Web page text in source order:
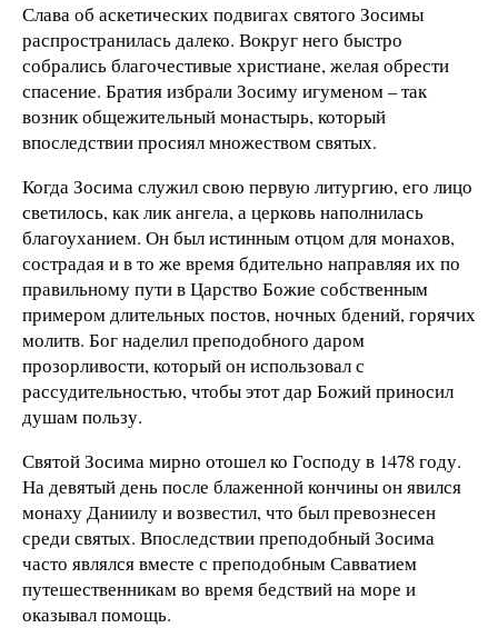
Слава об аскетических подвигах святого Зосимы
распространилась далеко. Вокруг него быстро
собрались благочестивые христиане, желая обрести
спасение. Братия избрали Зосиму игуменом – так
возник общежительный монастырь, который
впоследствии просиял множеством святых.
Когда Зосима служил свою первую литургию, его лицо
светилось, как лик ангела, а церковь наполнилась
благоуханием. Он был истинным отцом для монахов,
сострадая и в то же время бдительно направляя их по
правильному пути в Царство Божие собственным
примером длительных постов, ночных бдений, горячих
молитв. Бог наделил преподобного даром
прозорливости, который он использовал с
рассудительностью, чтобы этот дар Божий приносил
душам пользу.
Святой Зосима мирно отошел ко Господу в 1478 году.
На девятый день после блаженной кончины он явился
монаху Даниилу и возвестил, что был превознесен
среди святых. Впоследствии преподобный Зосима
часто являлся вместе с преподобным Савватием
путешественникам во время бедствий на море и
оказывал помощь.